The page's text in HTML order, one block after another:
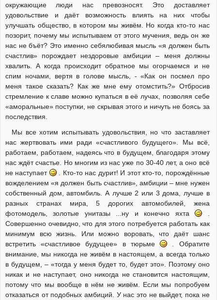
окружающие люди нас превозносят. Это доставляет
удовольствие и даёт возможность влиять на них чтобы
улучшать общество, в котором мы живём. Но когда кто-то нас
позорит, почему мы испытываем от этого мучения, ведь он же
нас не бъёт? Это именно себялюбивая мысль «я должен быть
счастлив» порождает нездоровые амбиции – меня должны
хвалить. А когда происходит обратное мы огорчаемся и не
спим ночами, вертя в голове мысль, - «Как он посмел про
меня такое сказать? Как же мне ему отомстить?» Отбросив
стремление к славе можно купаться в её лучах, позволяя себе
«аморальные» поступки, не скрывая этого и ничуть не боясь за
последствия.
Мы все хотим испытывать удовольствия, но что заставляет
нас жертвовать ими ради «счастливого будущего». Мы всё,
работаем, работаем, надеясь что в будущем, благодаря этому
нас ждёт счастье. Но многим из нас уже по 30-40 лет, а оно всё
не наступает
. Кто-то нас дурит! И этот кто-то, порождённые
вожделением «я должен быть счастлив», амбиции – мне нужен
собственный дом, автомбиль. А лучше 2 или 3 дома, лучше в
разных странах мира, 5 дорогих автомобилей, жена
фотомодель, золотые унитазы ...ну и конечно яхта
Совершенно очевидно, что для этого потребуется работать как
минимум всю жизнь. Или можно воровать, что даёт шанс
встретить «счастливое будущее» в тюрьме
. Обратите
внимание, мы никогда не живём в настоящем, а всегда только
в будущем, – «тогда у меня будет то, будет это». Поэтому оно
никак и не наступает, оно никогда не становится настоящим,
потому что мы вообще в нём не живём. Если мы попробуем
отказаться от подобных амбиций. У нас это не выйдет, пока не